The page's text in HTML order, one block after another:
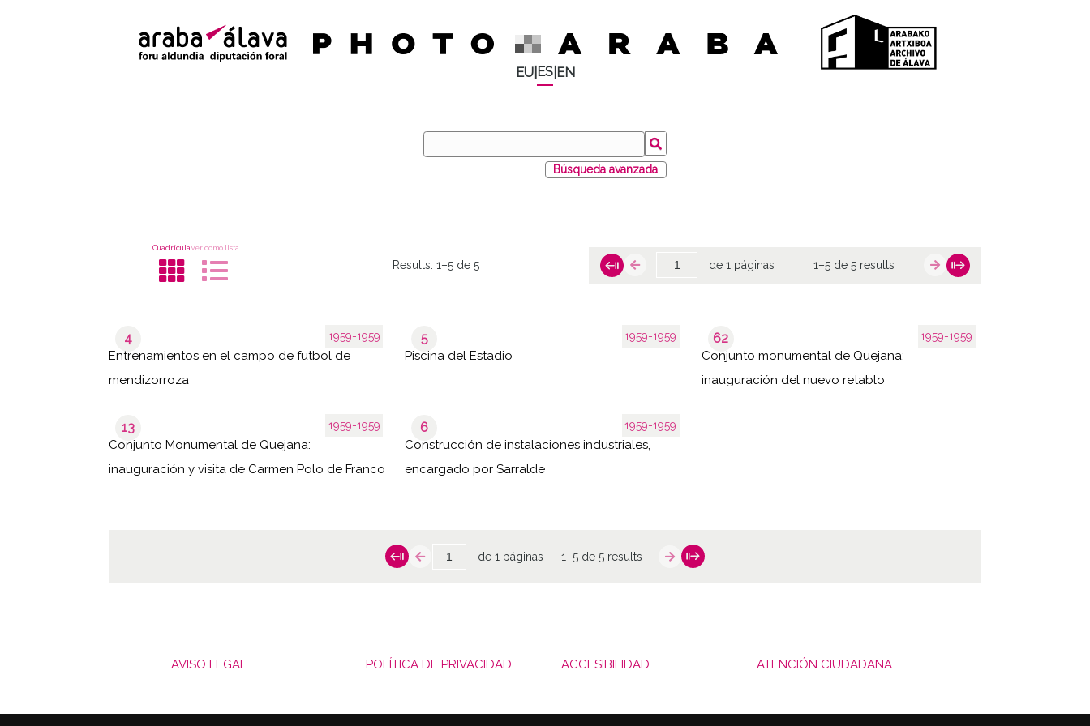
EU| ES| EN
Búsqueda avanzada
CuadrículaVer como lista
Results:1–5 de 5 de 1 páginas 1–5 de 5 results
1959-1959
4
Entrenamientos en el campo de futbol de
mendizorroza
1959-1959
5
Piscina del Estadio
1959-1959
62
Conjunto monumental de Quejana:
inauguración del nuevo retablo
1959-1959
13
Conjunto Monumental de Quejana:
inauguración y visita de Carmen Polo de Franco
1959-1959
6
Construcción de instalaciones industriales,
encargado por Sarralde
de 1 páginas 1–5 de 5 results
AVISO LEGAL POLÍTICA DE PRIVACIDAD ACCESIBILIDAD ATENCIÓN CIUDADANA